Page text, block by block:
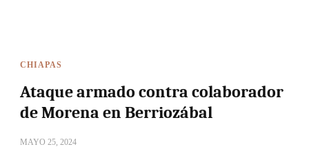
CHIAPAS
Ataque armado contra colaborador
de Morena en Berriozábal
MAYO 25, 2024